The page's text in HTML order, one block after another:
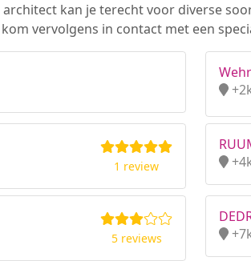
kan je terecht voor diverse
vervolgens in contact met een
1 review
5 reviews